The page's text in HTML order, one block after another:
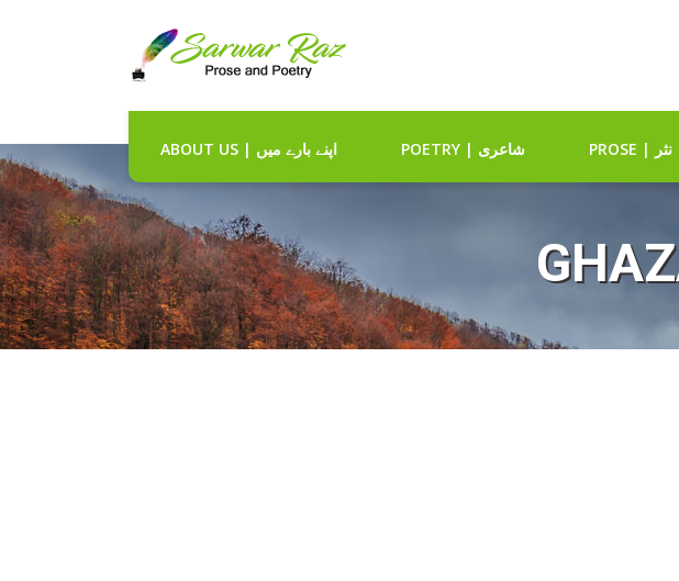
ABOUT US | اپنے بارے میں POETRY | شاعری PROSE | نثر